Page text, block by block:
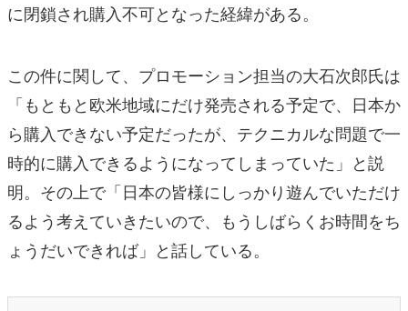
に閉鎖され購入不可となった経緯がある。
この件に関して、プロモーション担当の大石次郎氏は
「もともと欧米地域にだけ発売される予定で、日本か
ら購入できない予定だったが、テクニカルな問題で一
時的に購入できるようになってしまっていた」と説
明。その上で「日本の皆様にしっかり遊んでいただけ
るよう考えていきたいので、もうしばらくお時間をち
ょうだいできれば」と話している。